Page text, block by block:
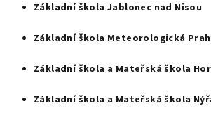
Základní škola Jablonec nad Nisou
Základní škola Meteorologická
Základní škola a Mateřská škola
Základní škola a Mateřská škola